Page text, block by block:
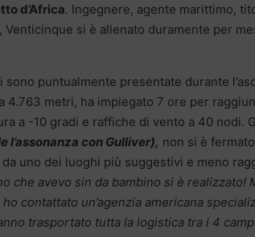
d’Africa. Ingegnere, agente marittimo,
si è allenato duramente per
puntualmente presentate durante
4.763 metri, ha impiegato 7 ore per
a -10 gradi e raffiche di vento a 40 nodi.
l’assonanza con Gulliver), non si è
da uno dei luoghi più suggestivi e meno
che avevo sin da bambino si è realizzato!
contattato un’agenzia americana
trasportato tutta la logistica tra i 4